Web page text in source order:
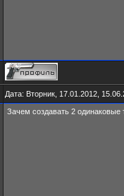
Дата: Вторник, 17.01.2012,
Зачем создавать 2 одинаковые